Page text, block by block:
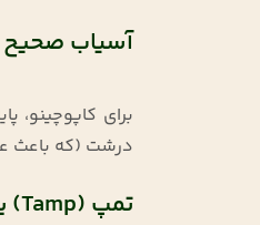
آسیاب صحیح
برای کاپوچینو،
درشت (که باعث
تمپ (Tamp) یکنواخت و با فشار مناسب